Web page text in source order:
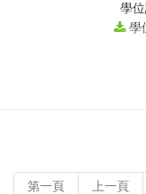
學
學
第一頁 上一頁